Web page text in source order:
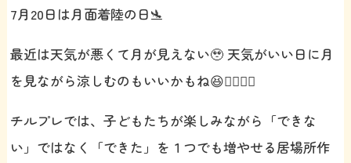
7月20日は月面着陸の日🛬
最近は天気が悪くて月が見えない🥹 天気がいい日に月
を見ながら涼しむのもいいかもね😆👍🏻👍🏻
チルプレでは、子どもたちが楽しみながら「できな
い」ではなく「できた」を１つでも増やせる居場所作